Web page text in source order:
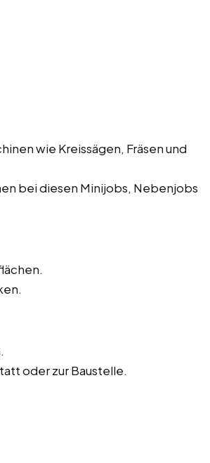
wie Kreissägen, Fräsen und
bei diesen Minijobs, Nebenjobs
oder zur Baustelle.